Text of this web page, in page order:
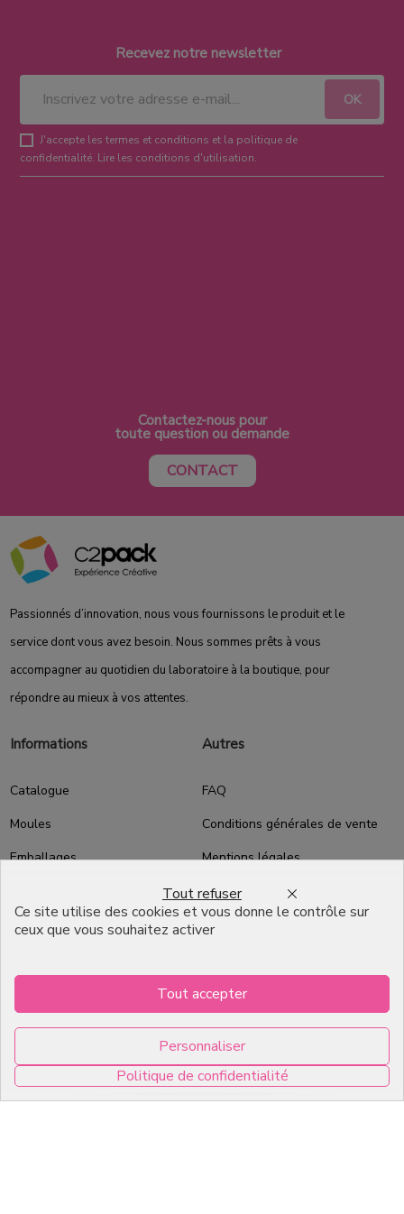
Recevez notre newsletter
J'accepte les termes et conditions et la politique de
confidentialité. Lire les conditions d'utilisation.
Contactez-nous pour
toute question ou demande
CONTACT
Passionnés d’innovation, nous vous fournissons le produit et le
service dont vous avez besoin. Nous sommes prêts à vous
accompagner au quotidien du laboratoire à la boutique, pour
répondre au mieux à vos attentes.
Informations
Catalogue
Moules
Emballages
Bons plans
Professionnel
Emballage pour Chocolatier
Professionnel
Autres
FAQ
Conditions générales de vente
Mentions légales
Contact
Ce site utilise des cookies et vous donne le contrôle sur
ceux que vous souhaitez activer
Tout accepter
Tout refuser
Personnaliser
Politique de confidentialité